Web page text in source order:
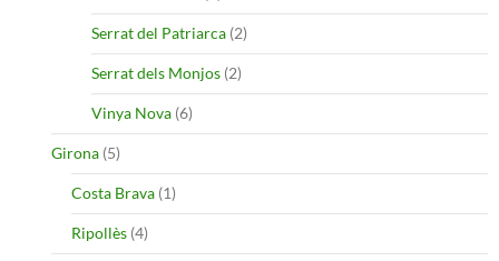
Serrat del Patriarca (2)
Serrat dels Monjos (2)
Vinya Nova (6)
Girona (5)
Costa Brava (1)
Ripollès (4)